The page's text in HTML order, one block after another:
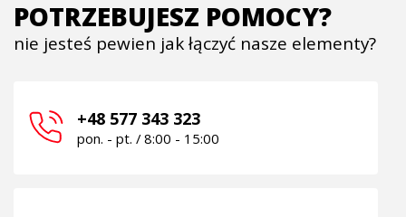
POTRZEBUJESZ POMOCY?
nie jesteś pewien jak łączyć nasze elementy?
+48 577 343 323
pon. - pt. / 8:00 - 15:00